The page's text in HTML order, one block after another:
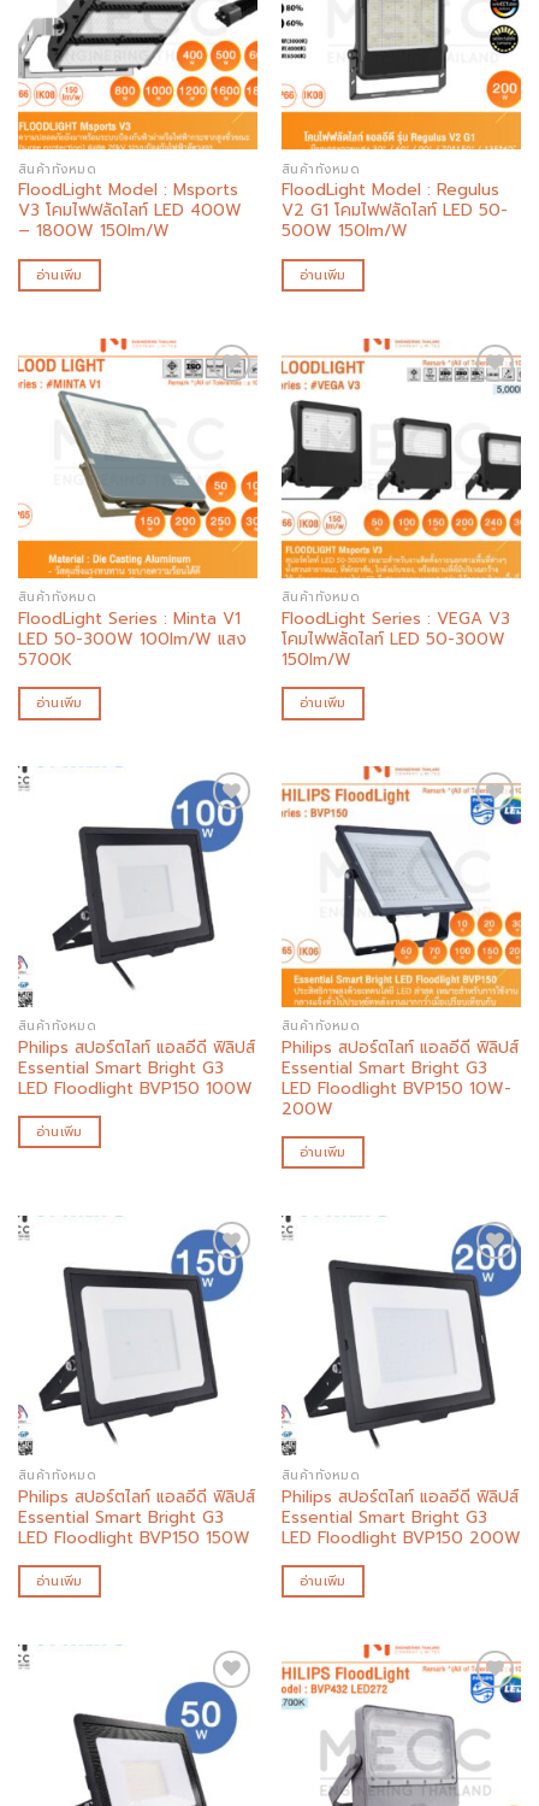
Add to
wishlist
สินค้าทั้งหมด
FloodLight Model : Msports
V3 โคมไฟฟลัดไลท์ LED 400W
– 1800W 150lm/W
อ่านเพิ่ม
Add to
wishlist
สินค้าทั้งหมด
FloodLight Model : Regulus
V2 G1 โคมไฟฟลัดไลท์ LED 50-
500W 150lm/W
อ่านเพิ่ม
สินค้าทั้งหมด
FloodLight Series : Minta V1
LED 50-300W 100lm/W แสง
5700K
อ่านเพิ่ม
Add to
wishlist
สินค้าทั้งหมด
FloodLight Series : VEGA V3
โคมไฟฟลัดไลท์ LED 50-300W
150lm/W
อ่านเพิ่ม
Add to
wishlist
สินค้าทั้งหมด
Philips สปอร์ตไลท์ แอลอีดี ฟิลิปส์
Essential Smart Bright G3
LED Floodlight BVP150 100W
อ่านเพิ่ม
wishlist
สินค้าทั้งหมด
Philips สปอร์ตไลท์ แอลอีดี ฟิลิปส์
Essential Smart Bright G3
LED Floodlight BVP150 10W-
200W
อ่านเพิ่ม
Add to
wishlist
สินค้าทั้งหมด
Philips สปอร์ตไลท์ แอลอีดี ฟิลิปส์
Essential Smart Bright G3
LED Floodlight BVP150 150W
อ่านเพิ่ม
Add to
wishlist
สินค้าทั้งหมด
Philips สปอร์ตไลท์ แอลอีดี ฟิลิปส์
Essential Smart Bright G3
LED Floodlight BVP150 200W
อ่านเพิ่ม
Add to
wishlist
Add to
wishlist